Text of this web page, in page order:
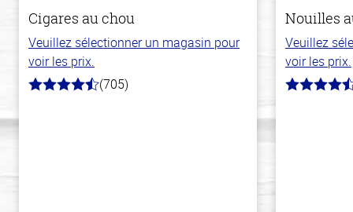
Cigares au chou
Veuillez sélectionner un magasin pour
voir les prix.
4.6
(705)
Nouilles
Veuillez
voir les prix.
4.3